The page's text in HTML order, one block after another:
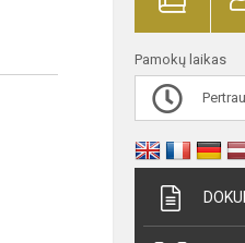
Pamokų laikas